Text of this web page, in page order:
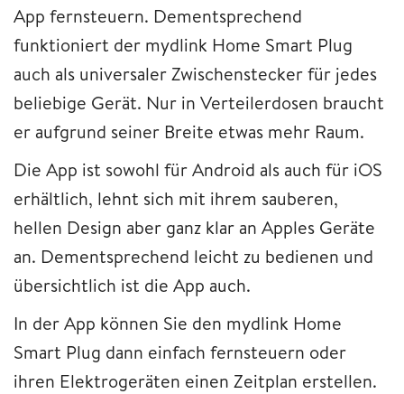
App fernsteuern. Dementsprechend
funktioniert der mydlink Home Smart Plug
auch als universaler Zwischenstecker für jedes
beliebige Gerät. Nur in Verteilerdosen braucht
er aufgrund seiner Breite etwas mehr Raum.
Die App ist sowohl für Android als auch für iOS
erhältlich, lehnt sich mit ihrem sauberen,
hellen Design aber ganz klar an Apples Geräte
an. Dementsprechend leicht zu bedienen und
übersichtlich ist die App auch.
In der App können Sie den mydlink Home
Smart Plug dann einfach fernsteuern oder
ihren Elektrogeräten einen Zeitplan erstellen.